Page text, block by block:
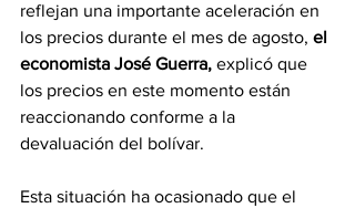
reflejan una importante aceleración en
los precios durante el mes de agosto, el
economista José Guerra, explicó que
los precios en este momento están
reaccionando conforme a la
devaluación del bolívar.
Esta situación ha ocasionado que el